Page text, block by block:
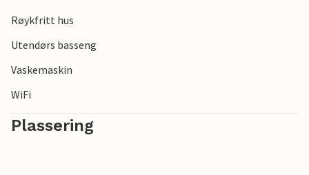
Røykfritt hus
Utendørs basseng
Vaskemaskin
WiFi
Plassering